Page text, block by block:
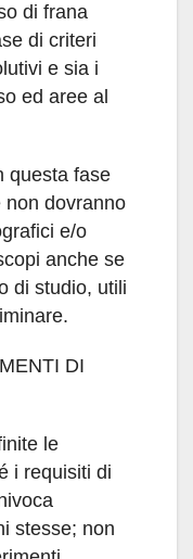
di frana
di criteri
e sia i
ed aree al
questa fase
non dovranno
e/o
anche se
di studio, utili
DI
le
i requisiti di
stesse; non